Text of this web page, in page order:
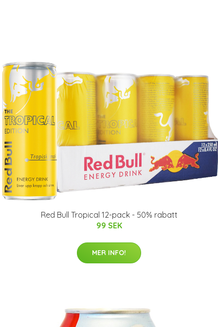
Red Bull Tropical 12-pack - 50% rabatt
99 SEK
MER INFO!